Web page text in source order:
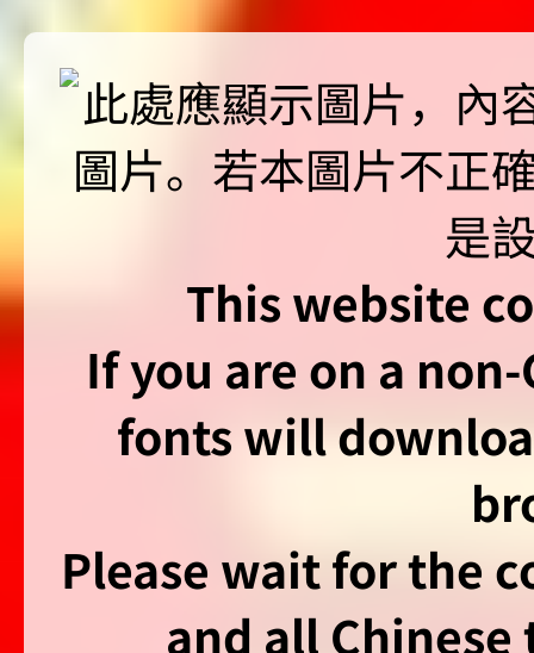
This website
If you are on a
fonts will
Please wait for the
and all